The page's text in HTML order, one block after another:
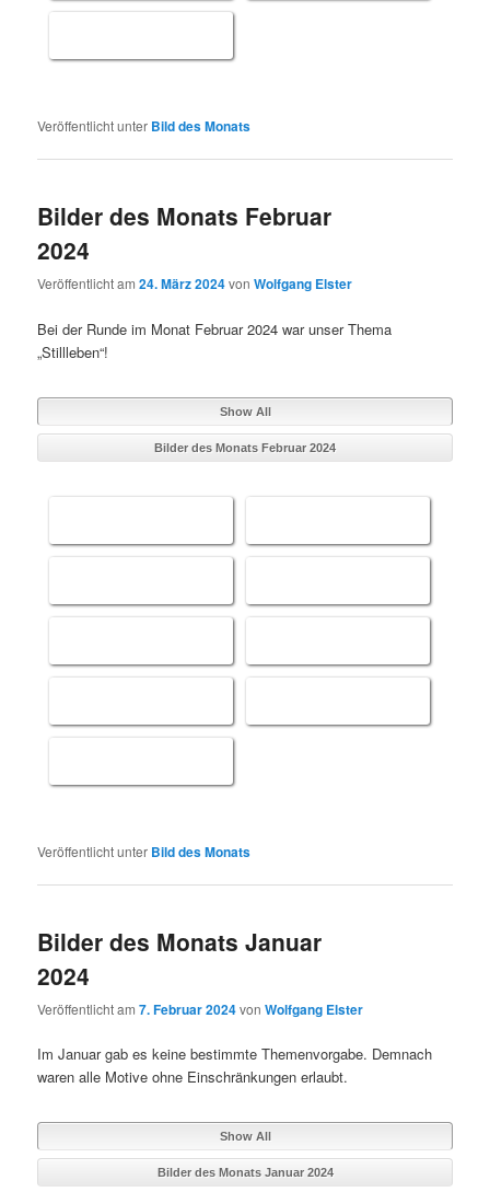
Veröffentlicht unter Bild des Monats
Bilder des Monats Februar
2024
Veröffentlicht am24. März 2024vonWolfgang Elster
Bei der Runde im Monat Februar 2024 war unser Thema
„Stillleben“!
Show All
Bilder des Monats Februar 2024
Veröffentlicht unter Bild des Monats
Bilder des Monats Januar
2024
Veröffentlicht am7. Februar 2024vonWolfgang Elster
Im Januar gab es keine bestimmte Themenvorgabe. Demnach
waren alle Motive ohne Einschränkungen erlaubt.
Show All
Bilder des Monats Januar 2024